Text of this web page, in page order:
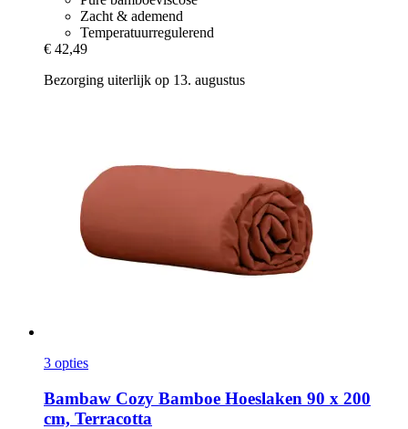
Zacht & ademend
Temperatuurregulerend
€ 42,49
Bezorging uiterlijk op 13. augustus
3 opties
Bambaw Cozy Bamboe Hoeslaken 90 x 200
cm, Terracotta